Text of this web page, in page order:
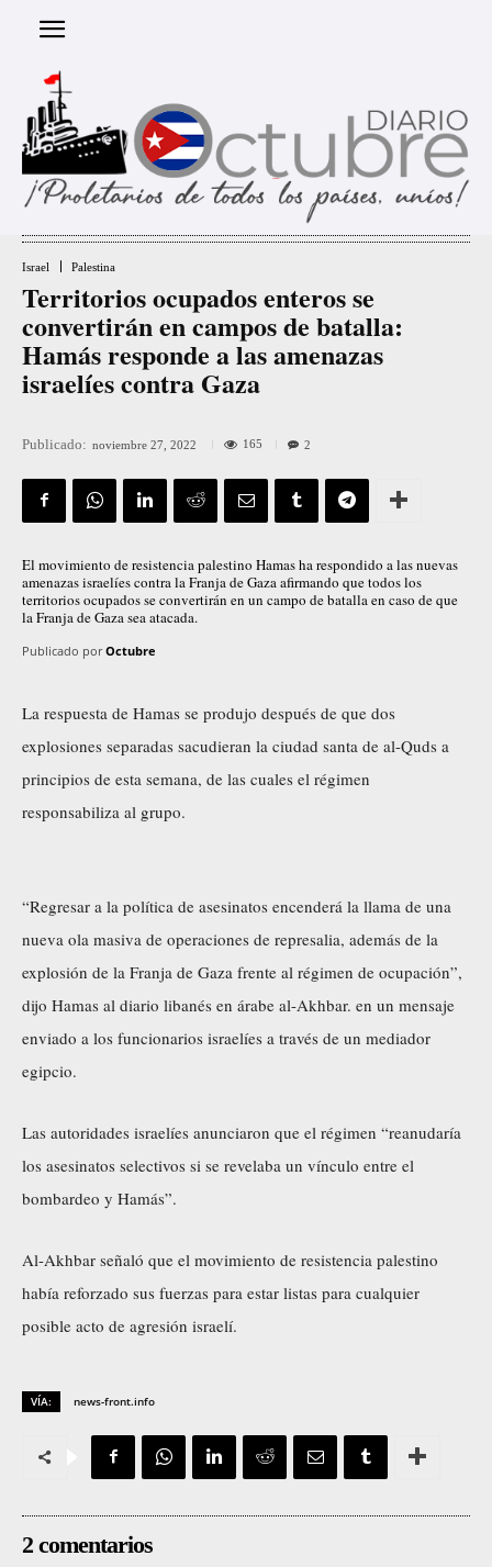
Israel Palestina
Territorios ocupados enteros se
convertirán en campos de batalla:
Hamás responde a las amenazas
israelíes contra Gaza
Publicado: noviembre 27, 2022 165 2
El movimiento de resistencia palestino Hamas ha respondido a las nuevas
amenazas israelíes contra la Franja de Gaza afirmando que todos los
territorios ocupados se convertirán en un campo de batalla en caso de que
la Franja de Gaza sea atacada.
Publicado por Octubre
La respuesta de Hamas se produjo después de que dos
explosiones separadas sacudieran la ciudad santa de al-Quds a
principios de esta semana, de las cuales el régimen
responsabiliza al grupo.
“Regresar a la política de asesinatos encenderá la llama de una
nueva ola masiva de operaciones de represalia, además de la
explosión de la Franja de Gaza frente al régimen de ocupación”,
dijo Hamas al diario libanés en árabe al-Akhbar. en un mensaje
enviado a los funcionarios israelíes a través de un mediador
egipcio.
Las autoridades israelíes anunciaron que el régimen “reanudaría
los asesinatos selectivos si se revelaba un vínculo entre el
bombardeo y Hamás”.
Al-Akhbar señaló que el movimiento de resistencia palestino
había reforzado sus fuerzas para estar listas para cualquier
posible acto de agresión israelí.
VÍA: news-front.info
2 comentarios